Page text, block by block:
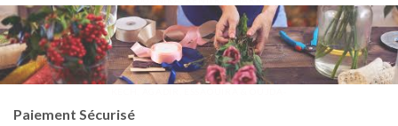
Paiement Sécurisé